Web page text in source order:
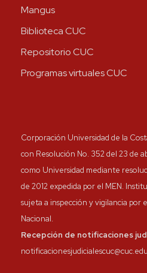
Mangus
Biblioteca CUC
Repositorio CUC
Programas virtuales CUC
Corporación Universidad de la
con Resolución No. 352 del 23 de
como Universidad mediante
de 2012 expedida por el MEN.
sujeta a inspección y vigilancia por
Nacional.
Recepción de notificaciones